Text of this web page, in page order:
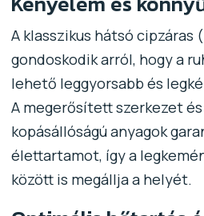
A klasszikus hátsó cipzáras
gondoskodik arról, hogy a
lehető leggyorsabb és
A megerősített szerkezet
kopásállóságú anyagok
élettartamot, így a
között is megállja a helyét.